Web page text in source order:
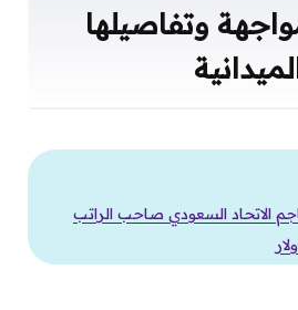
وتفاصيلها
الاتحاد السعودي صاحب الراتب